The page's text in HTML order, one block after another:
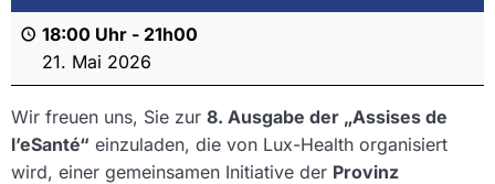
18:00 Uhr - 21h00
21. Mai 2026
Wir freuen uns, Sie zur 8. Ausgabe der „Assises de
l’eSanté“ einzuladen, die von Lux-Health organisiert
wird, einer gemeinsamen Initiative der Provinz